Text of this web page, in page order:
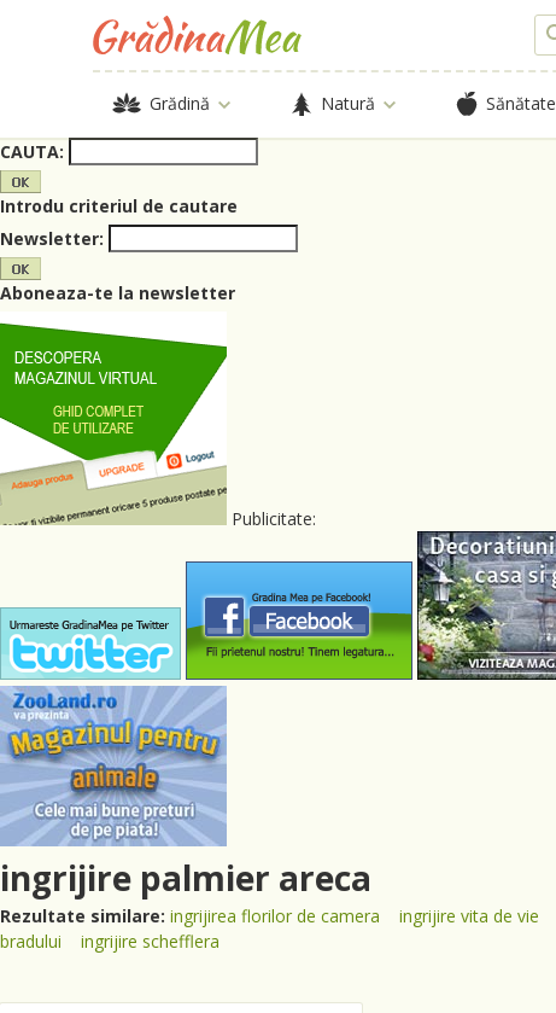
Grădină Natură Sănătate
CAUTA:
Introdu criteriul de cautare
Newsletter:
Aboneaza-te la newsletter
Publicitate:
ingrijire palmier areca
Rezultate similare: ingrijirea florilor de camera ingrijire vita de vie
bradului
ingrijire schefflera